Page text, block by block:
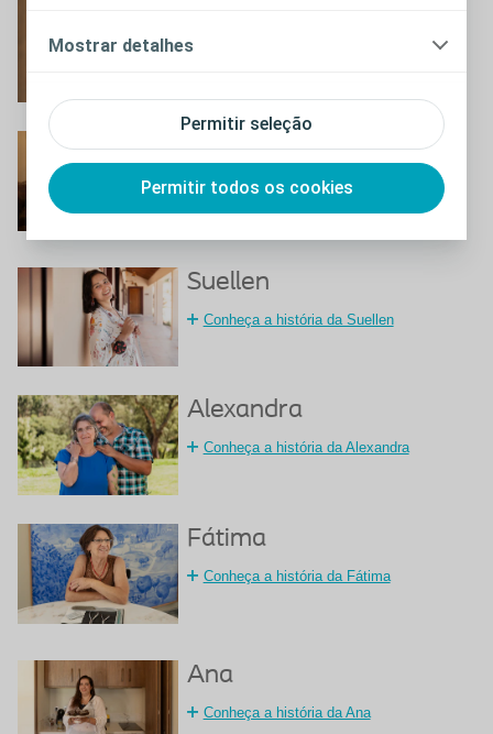
Permitir seleção
Permitir todos os cookies
Mostrar detalhes
Dina
Conheça a história da Dina
Suellen
Conheça a história da Suellen
Alexandra
Conheça a história da Alexandra
Fátima
Conheça a história da Fátima
Ana
Conheça a história da Ana